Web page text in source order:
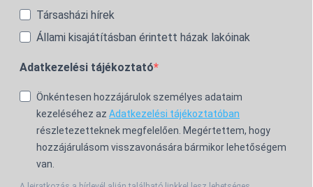
Társasházi hírek
Állami kisajátításban érintett házak lakóinak
Adatkezelési tájékoztató
Önkéntesen hozzájárulok személyes adataim
kezeléséhez az Adatkezelési tájékoztatóban
részletezetteknek megfelelően. Megértettem, hogy
hozzájárulásom visszavonására bármikor lehetőségem
van.